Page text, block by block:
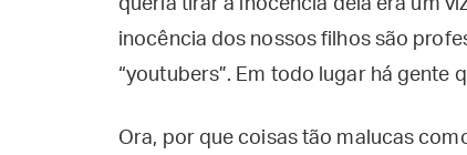
queria tirar a inocência dela era um
inocência dos nossos filhos são
“youtubers”. Em todo lugar há gente
Ora, por que coisas tão malucas